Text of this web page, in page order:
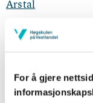
For å gjere
Arstal
Klima- og
v.g.s. skuleåret